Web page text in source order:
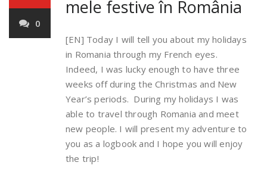
0
mele festive în România
[EN] Today I will tell you about my holidays
in Romania through my French eyes.
Indeed, I was lucky enough to have three
weeks off during the Christmas and New
Year’s periods. During my holidays I was
able to travel through Romania and meet
new people. I will present my adventure to
you as a logbook and I hope you will enjoy
the trip!